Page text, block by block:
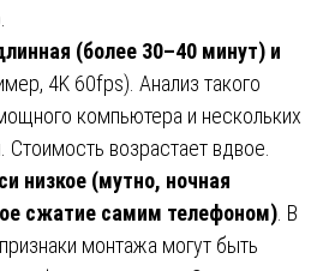
(более 30–40 минут) и
4K 60fps). Анализ такого
компьютера и нескольких
Стоимость возрастает вдвое.
низкое (мутно, ночная
сжатие самим телефоном) . В
монтажа могут быть